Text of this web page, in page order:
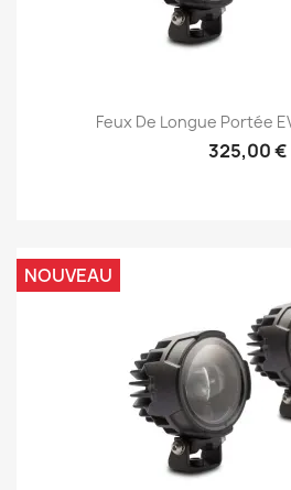
Feux De Longue Portée
325,00 €
NOUVEAU